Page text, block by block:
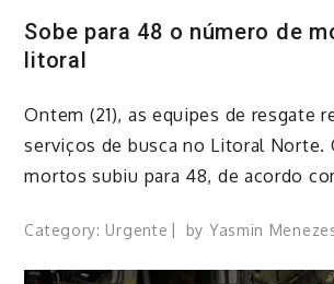
Sobe para 48 o número de
litoral
Ontem (21), as equipes de resgate
serviços de busca no Litoral Norte.
mortos subiu para 48, de acordo
Category: Urgente by Yasmin